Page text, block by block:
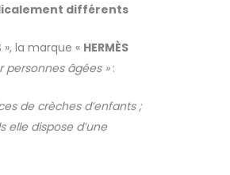
différents
», la marque « HERMÈS
personnes âgées »:
de crèches d’enfants ;
dispose d’une